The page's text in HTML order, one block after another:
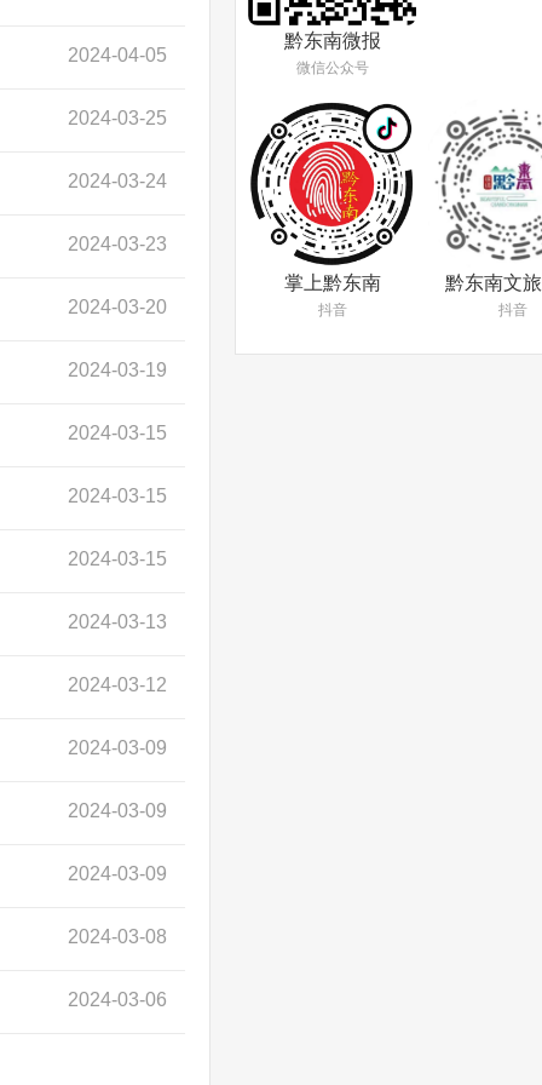
2024-04-05
2024-03-25
2024-03-24
2024-03-23
2024-03-20
2024-03-19
2024-03-15
2024-03-15
2024-03-15
2024-03-13
2024-03-12
2024-03-09
2024-03-09
2024-03-09
2024-03-08
2024-03-06
黔东南微报
微信公众号
掌上黔东南
抖音
黔东南文
抖音